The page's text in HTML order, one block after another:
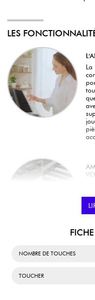
LES
NOMBRE DE TOUCHES
TOUCHER